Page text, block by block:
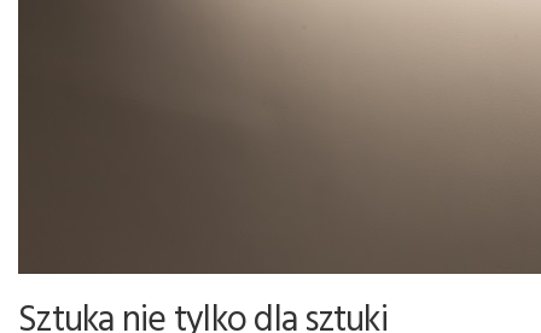
Sztuka nie tylko dla sztuki